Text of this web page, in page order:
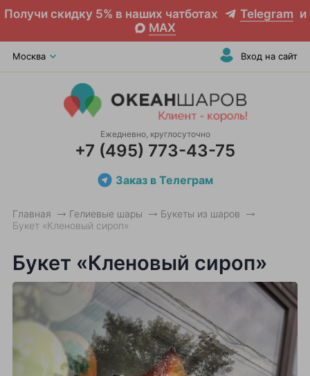
Получи скидку 5% в наших чатботах Telegram и
MAX
Москва Вход на сайт
Ежедневно, круглосуточно
+7 (495) 773-43-75
Заказ в Телеграм
Главная Гелиевые шары
Букеты из шаров
Букет «Кленовый сироп»
Букет «Кленовый сироп»